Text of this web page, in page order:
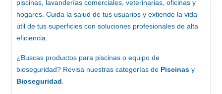
piscinas, lavanderías comerciales, veterinarias, oficinas y
hogares. Cuida la salud de tus usuarios y extiende la vida
útil de tus superficies con soluciones profesionales de alta
eficiencia.
¿Buscas productos para piscinas o equipo de
bioseguridad? Revisa nuestras categorías de Piscinas y
Bioseguridad